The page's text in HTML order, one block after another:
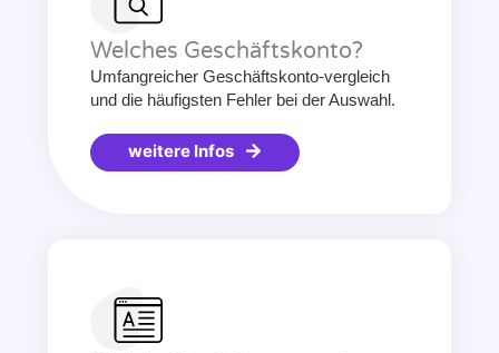
Welches Geschäftskonto?
Umfangreicher Geschäftskonto-vergleich
und die häufigsten Fehler bei der Auswahl.
weitere Infos